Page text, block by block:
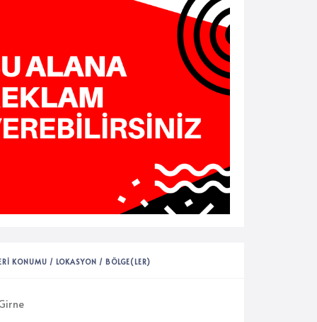
KONUMU / LOKASYON / BÖLGE(LER)